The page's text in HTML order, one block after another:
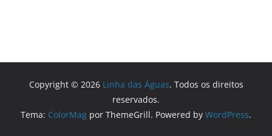
Copyright © 2026 Linha das Águas. Todos os direitos
reservados.
Tema: ColorMag por ThemeGrill. Powered by WordPress.